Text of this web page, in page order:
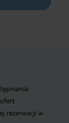
rezerwacji w